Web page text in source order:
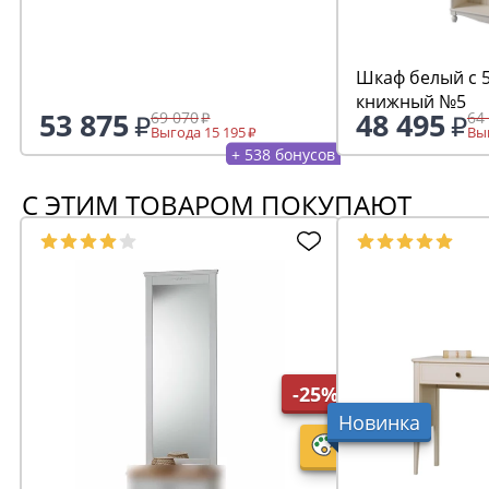
53 875 69 070
Выгода 15 195
+ 538 бонусов
Шкаф белый с
книжный №5
48 495 64
С ЭТИМ ТОВАРОМ ПОКУПАЮТ
-25%
Новинка